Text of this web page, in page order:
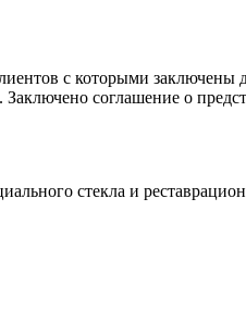
с которыми
соглашение о
стекла и